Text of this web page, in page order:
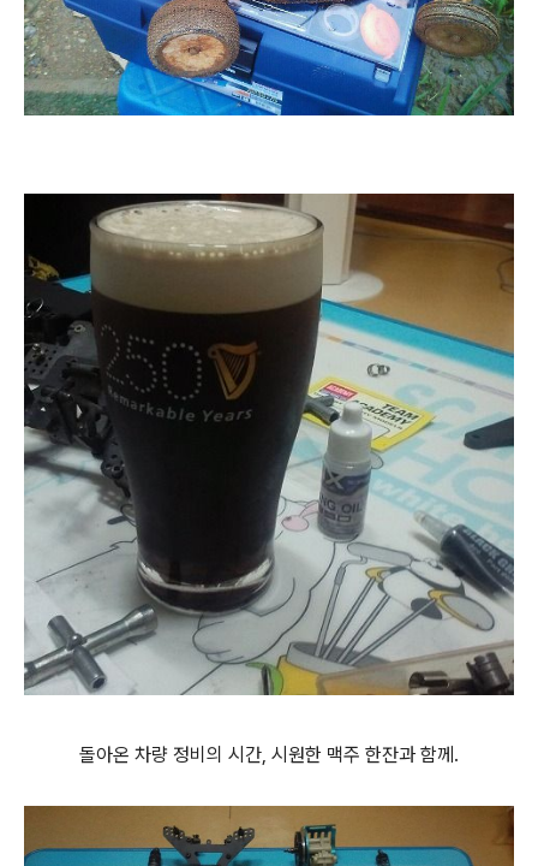
돌아온 차량 정비의 시간, 시원한 맥주 한잔과 함께.